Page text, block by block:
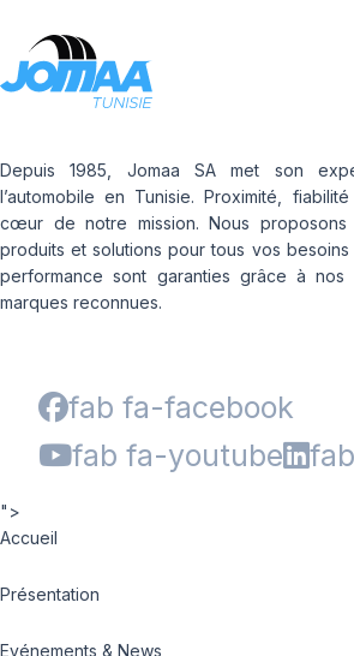
Depuis 1985, Jomaa SA met son
l’automobile en Tunisie. Proximité,
cœur de notre mission. Nous
produits et solutions pour tous vos besoins
performance sont garanties grâce à nos
marques reconnues.
fab fa-facebook
fab fa-youtube
">
Accueil
Présentation
Evénements & News